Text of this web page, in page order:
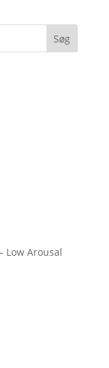
Søg
Low Arousal